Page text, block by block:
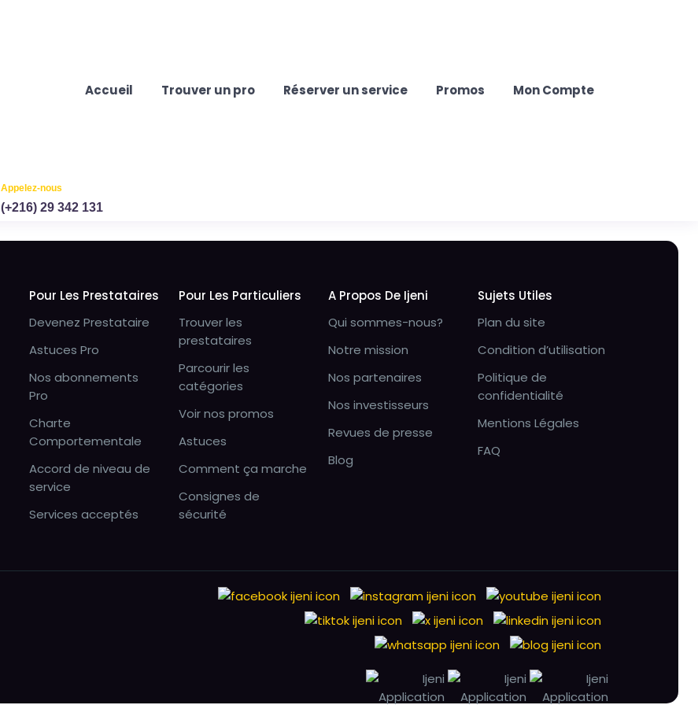
Accueil Trouver un pro Réserver un service Promos Mon Compte
Appelez-nous
(+216) 29 342 131
Pour Les Prestataires
Devenez Prestataire
Astuces Pro
Nos abonnements
Pro
Charte
Comportementale
Accord de niveau de
service
Services acceptés
Pour Les Particuliers
Trouver les
prestataires
Parcourir les
catégories
Voir nos promos
Astuces
Comment ça marche
Consignes de
sécurité
A Propos De Ijeni
Qui sommes-nous?
Notre mission
Nos partenaires
Nos investisseurs
Revues de presse
Blog
Sujets Utiles
Plan du site
Condition d’utilisation
Politique de
confidentialité
Mentions Légales
FAQ